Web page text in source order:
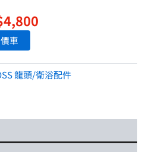
4,800
車
龍頭/衛浴配件